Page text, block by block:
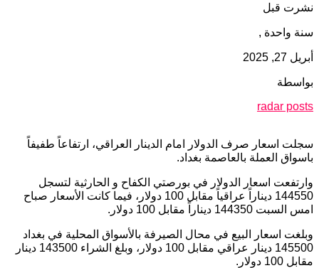
نشرت قبل
سنة واحدة ,
أبريل 27, 2025
بواسطة
radar posts
سجلت اسعار صرف الدولار امام الدينار العراقي، ارتفاعاً طفيفاً
باسواق العملة بالعاصمة بغداد.
وارتفعت اسعار الدولار في بورصتي الكفاح و الحارثية لتسجل
144550 ديناراً عراقياً مقابل 100 دولار، فيما كانت الأسعار صباح
امس السبت 144350 ديناراً مقابل 100 دولار.
وبلغت اسعار البيع في محال الصيرفة بالأسواق المحلية في بغداد
145500 دينار عراقي مقابل 100 دولار، وبلغ الشراء 143500 دينار
مقابل 100 دولار.